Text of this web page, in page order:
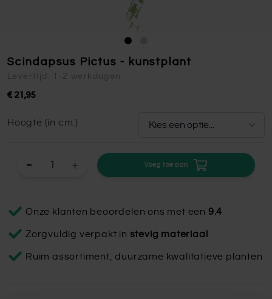
Scindapsus Pictus - kunstplant
Levertijd: 1-2 werkdagen
€ 21,95
Hoogte (in cm.)
+ Voeg toe aan
Onze klanten beoordelen ons met een 9.4
Zorgvuldig verpakt in stevig materiaal
Ruim assortiment, duurzame kwalitatieve planten